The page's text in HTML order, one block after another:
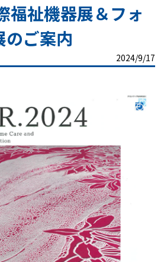
福祉機器展＆フォ
のご案内
2024/9/17